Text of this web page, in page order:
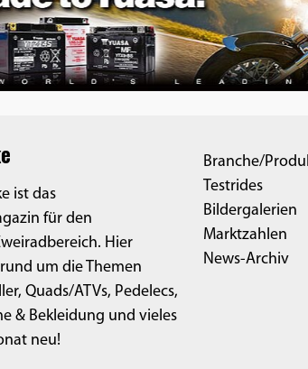
ist das
für den
Hier
um die Themen
Quads/ATVs, Pedelecs,
& Bekleidung und vieles
neu!
Branche/
Testrides
Bildergalerien
Marktzahlen
News-Archiv